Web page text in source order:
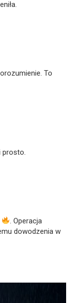
To
prosto.
. Operacja
dowodzenia w